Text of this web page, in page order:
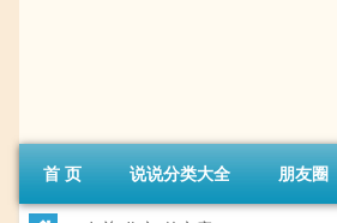
首 页 说说分类大全 朋友圈